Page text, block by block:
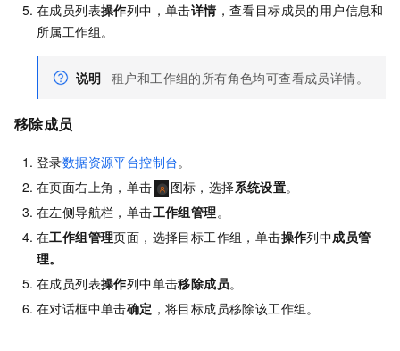
在成员列表操作列中，单击详情，查看目标成员的用户信息和
所属工作组。
说明 租户和工作组的所有角色均可查看成员详情。
移除成员
登录数据资源平台控制台。
在页面右上角，单击
图标，选择系统设置。
在左侧导航栏，单击工作组管理。
在工作组管理页面，选择目标工作组，单击操作列中成员管
理。
在成员列表操作列中单击移除成员。
在对话框中单击确定 ，将目标成员移除该工作组。